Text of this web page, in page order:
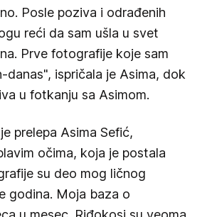
Posle poziva i odrađenih
reći da sam ušla u svet
Prve fotografije koje sam
danas", ispričala je Asima, dok
u fotkanju sa Asimom.
prelepa Asima Sefić,
očima, koja je postala
su deo mog ličnog
godina. Moja baza o